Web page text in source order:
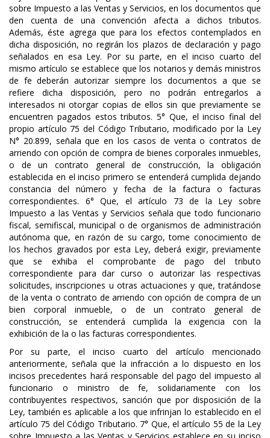
sobre Impuesto a las Ventas y Servicios, en los documentos que
den cuenta de una convención afecta a dichos tributos.
Además, éste agrega que para los efectos contemplados en
dicha disposición, no regirán los plazos de declaración y pago
señalados en esa Ley. Por su parte, en el inciso cuarto del
mismo artículo se establece que los notarios y demás ministros
de fe deberán autorizar siempre los documentos a que se
refiere dicha disposición, pero no podrán entregarlos a
interesados ni otorgar copias de ellos sin que previamente se
encuentren pagados estos tributos. 5° Que, el inciso final del
propio artículo 75 del Código Tributario, modificado por la Ley
N° 20.899, señala que en los casos de venta o contratos de
arriendo con opción de compra de bienes corporales inmuebles,
o de un contrato general de construcción, la obligación
establecida en el inciso primero se entenderá cumplida dejando
constancia del número y fecha de la factura o facturas
correspondientes. 6° Que, el artículo 73 de la Ley sobre
Impuesto a las Ventas y Servicios señala que todo funcionario
fiscal, semifiscal, municipal o de organismos de administración
autónoma que, en razón de su cargo, tome conocimiento de
los hechos gravados por esta Ley, deberá exigir, previamente
que se exhiba el comprobante de pago del tributo
correspondiente para dar curso o autorizar las respectivas
solicitudes, inscripciones u otras actuaciones y que, tratándose
de la venta o contrato de arriendo con opción de compra de un
bien corporal inmueble, o de un contrato general de
construcción, se entenderá cumplida la exigencia con la
exhibición de la o las facturas correspondientes.
Por su parte, el inciso cuarto del artículo mencionado
anteriormente, señala que la infracción a lo dispuesto en los
incisos precedentes hará responsable del pago del impuesto al
funcionario o ministro de fe, solidariamente con los
contribuyentes respectivos, sanción que por disposición de la
Ley, también es aplicable a los que infrinjan lo establecido en el
artículo 75 del Código Tributario. 7° Que, el artículo 55 de la Ley